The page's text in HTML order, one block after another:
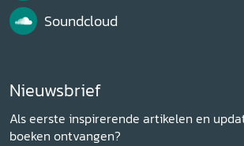
Soundcloud
Nieuwsbrief
Als eerste inspirerende artikelen en
boeken ontvangen?